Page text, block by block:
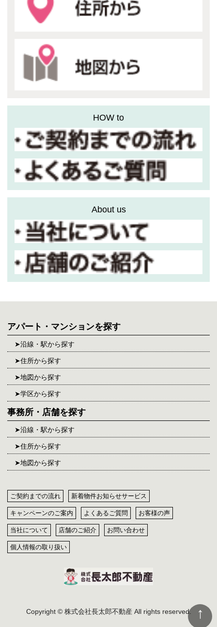
HOW to
About us
アパート・マンションを探す
沿線・駅から探す
住所から探す
地図から探す
学区から探す
事務所・店舗を探す
沿線・駅から探す
住所から探す
地図から探す
ご契約までの流れ 新着物件お知らせサービス
キャンペーンのご案内 よくあるご質問 お客様の声
当社について 店舗のご紹介 お問い合わせ
個人情報の取り扱い
Copyright © 株式会社長太郎不動産 All rights reserved.